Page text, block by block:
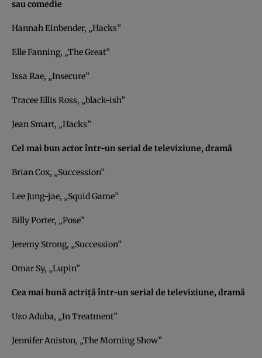
sau comedie
Hannah Einbender, „Hacks”
Elle Fanning, „The Great”
Issa Rae, „Insecure”
Tracee Ellis Ross, „black-ish”
Jean Smart, „Hacks”
Cel mai bun actor într-un serial de televiziune, dramă
Brian Cox, „Succession”
Lee Jung-jae, „Squid Game”
Billy Porter, „Pose”
Jeremy Strong, „Succession”
Omar Sy, „Lupin”
Cea mai bună actriță într-un serial de televiziune, dramă
Uzo Aduba, „In Treatment”
Jennifer Aniston, „The Morning Show”